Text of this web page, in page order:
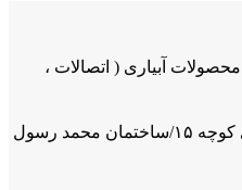
محصولات آبیاری ( اتصالات ،
اصفهان/خیابان ارغوانیه/روبه روی کوچه ۱۵/ساختمان محمد رسول